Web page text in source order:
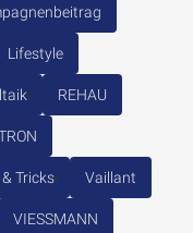
Lifestyle
REHAU
Tricks Vaillant
VIESSMANN